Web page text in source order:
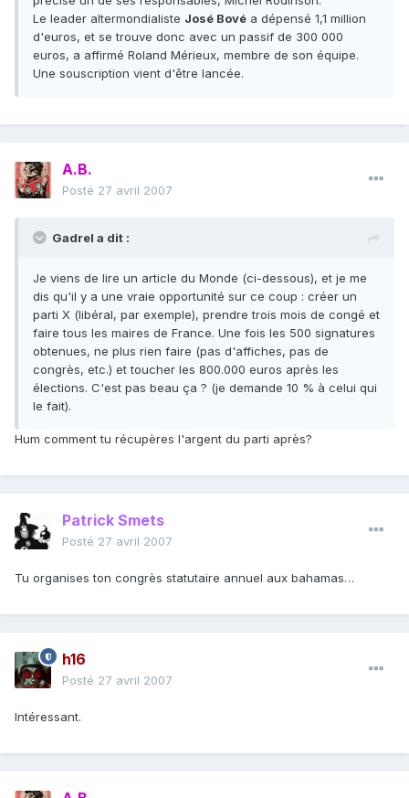
Le leader altermondialiste José Bové a dépensé 1,1 million
d'euros, et se trouve donc avec un passif de 300 000
euros, a affirmé Roland Mérieux, membre de son équipe.
Une souscription vient d'être lancée.
A.B.
Posté 27 avril 2007
Gadrel a dit :
Je viens de lire un article du Monde (ci-dessous), et je me
dis qu'il y a une vraie opportunité sur ce coup : créer un
parti X (libéral, par exemple), prendre trois mois de congé et
faire tous les maires de France. Une fois les 500 signatures
obtenues, ne plus rien faire (pas d'affiches, pas de
congrès, etc.) et toucher les 800.000 euros après les
élections. C'est pas beau ça ? (je demande 10 % à celui qui
le fait).
Hum comment tu récupères l'argent du parti après?
Patrick Smets
Posté 27 avril 2007
Tu organises ton congrès statutaire annuel aux bahamas…
h16
Posté 27 avril 2007
Intéressant.